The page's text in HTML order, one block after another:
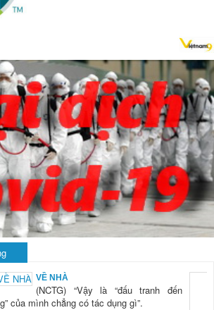
VỀ NHÀ
(NCTG) “Vậy là “đấu tranh đến
của mình chẳng có tác dụng gì”.